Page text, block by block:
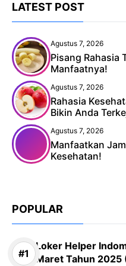
LATEST POST
Agustus 7, 2026
Pisang Rahasia
Manfaatnya!
Agustus 7, 2026
Rahasia
Bikin Anda
Agustus 7, 2026
Manfaatkan
Kesehatan!
POPULAR
Loker Helper
Maret Tahun 2025